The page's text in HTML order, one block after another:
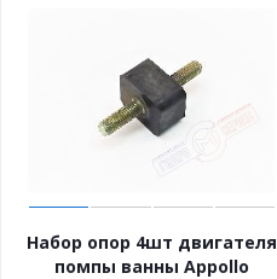
Набор опор 4шт двигателя
помпы ванны Appollo